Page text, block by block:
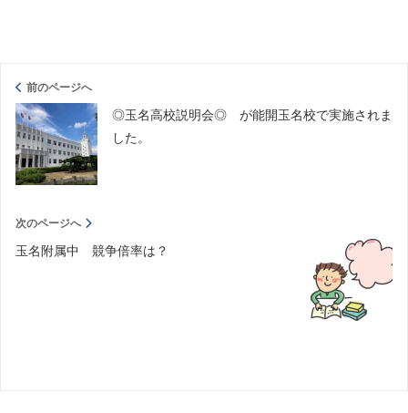
前のページへ
◎玉名高校説明会◎ が能開玉名校で実施されま
した。
次のページへ
玉名附属中 競争倍率は？